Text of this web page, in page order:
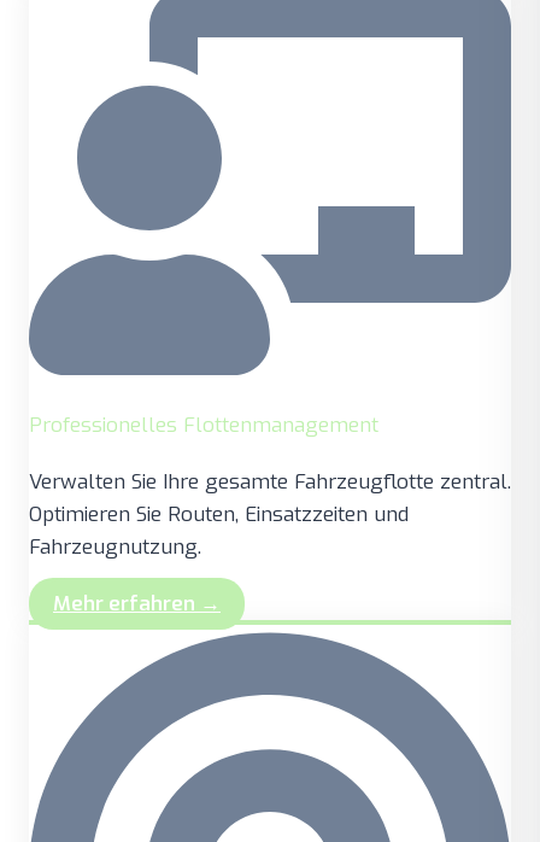
Professionelles Flottenmanagement
Verwalten Sie Ihre gesamte Fahrzeugflotte zentral.
Optimieren Sie Routen, Einsatzzeiten und
Fahrzeugnutzung.
Mehr erfahren →